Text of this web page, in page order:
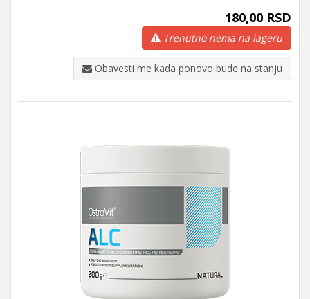
180,00 RSD
Trenutno nema na lageru
Obavesti me kada ponovo bude na stanju